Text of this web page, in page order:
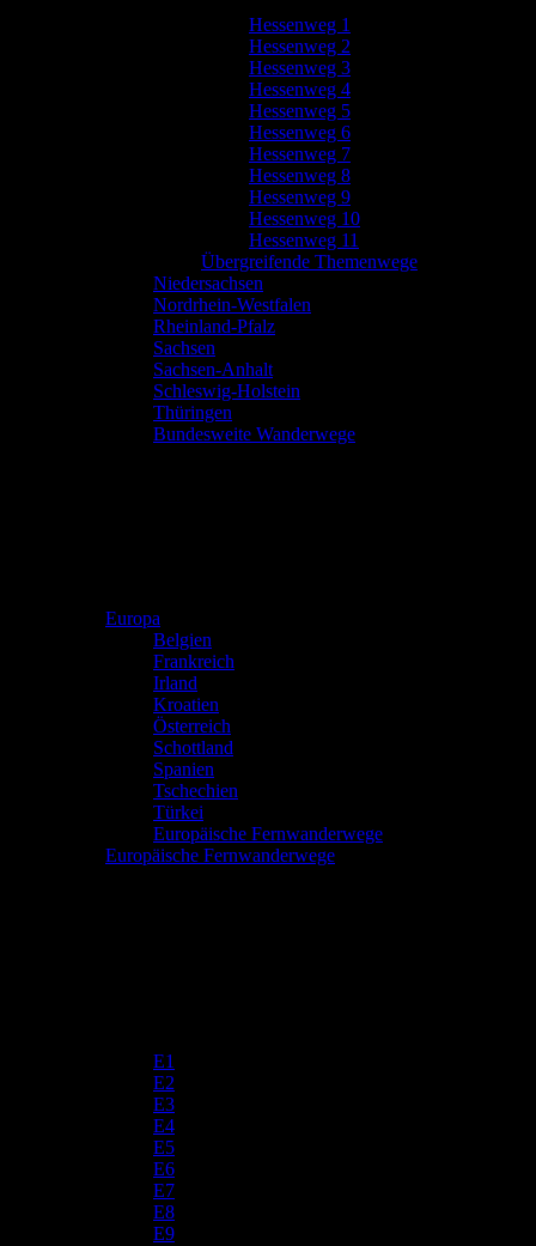
Hessenweg 1
Hessenweg 2
Hessenweg 3
Hessenweg 4
Hessenweg 5
Hessenweg 6
Hessenweg 7
Hessenweg 8
Hessenweg 9
Hessenweg 10
Hessenweg 11
Übergreifende Themenwege
Niedersachsen
Nordrhein-Westfalen
Rheinland-Pfalz
Sachsen
Sachsen-Anhalt
Schleswig-Holstein
Thüringen
Bundesweite Wanderwege
Europa
Belgien
Frankreich
Irland
Kroatien
Österreich
Schottland
Spanien
Tschechien
Türkei
Europäische Fernwanderwege
Europäische Fernwanderwege
E1
E2
E3
E4
E5
E6
E7
E8
E9